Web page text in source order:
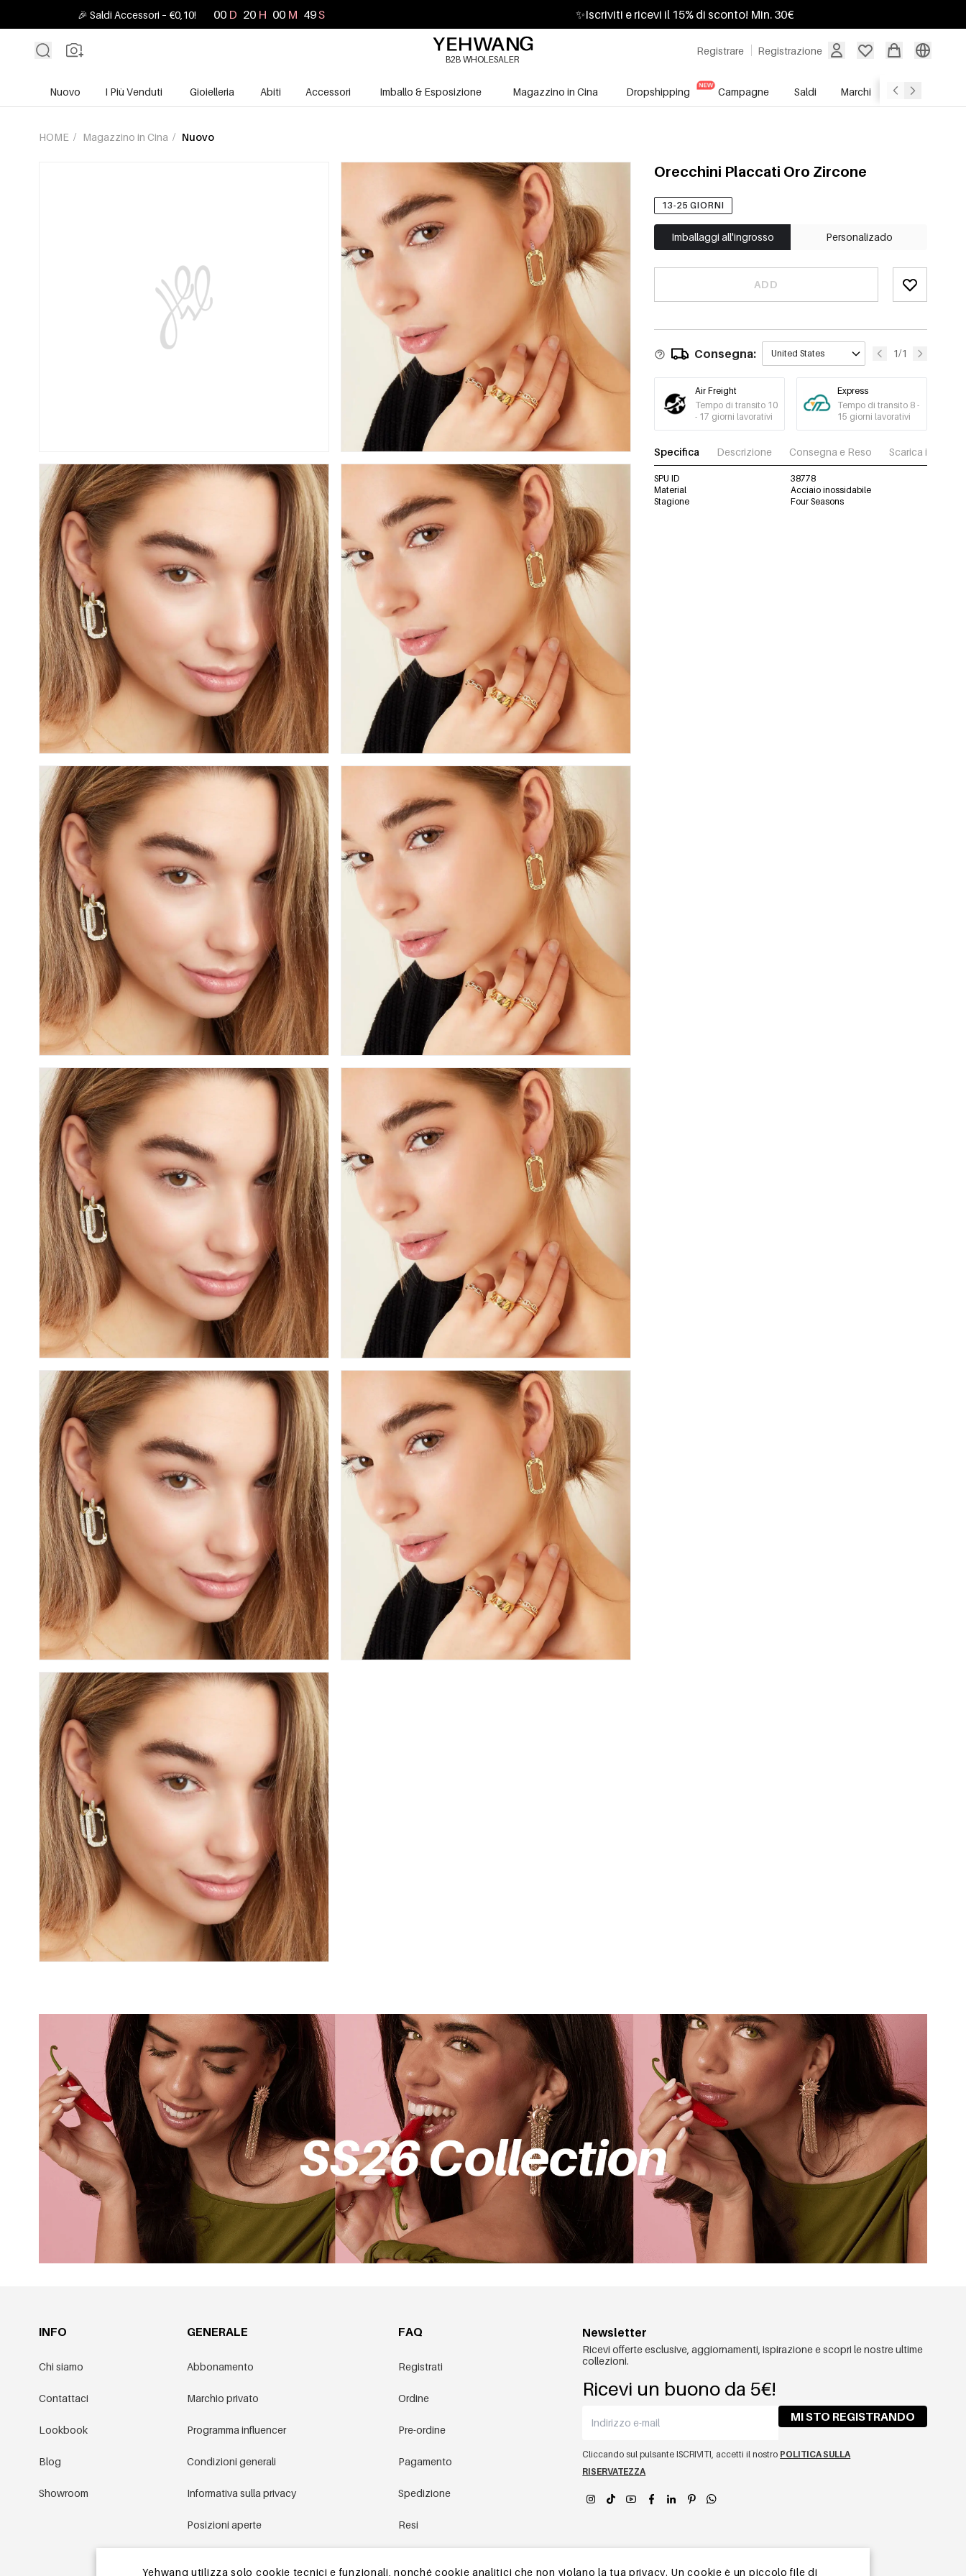
🎉 Saldi Accessori – €0,10! 00 D 20 H 00 M 47S ✨Iscriviti e ricevi il 15% di sconto! Min. 30€
Registrare Registrazione
B2B WHOLESALER
Nuovo I Più Venduti Gioielleria Abiti Accessori Imballo & Esposizione Magazzino in Cina Dropshipping Campagne Saldi Marchi Servizio
Yehwang utilizza solo cookie tecnici e funzionali, nonché cookie analitici che non violano la tua privacy. Un cookie è un piccolo file di
HOME / Magazzino in Cina / Nuovo
Orecchini Placcati Oro Zircone
13-25 GIORNI
Imballaggi all'ingrosso Personalizado
ADD
Consegna: United States 1/1
Air Freight
Tempo di transito 10
- 17 giorni lavorativi
Express
Tempo di transito 8 -
15 giorni lavorativi
Specifica Descrizione Consegna e Reso Scarica immagini
SPU ID
38778
Material
Acciaio inossidabile
Stagione
Four Seasons
INFO
Chi siamo
Contattaci
Lookbook
Blog
Showroom
GENERALE
Abbonamento
Marchio privato
Programma influencer
Condizioni generali
Informativa sulla privacy
Posizioni aperte
FAQ
Registrati
Ordine
Pre-ordine
Pagamento
Spedizione
Resi
Newsletter
Ricevi offerte esclusive, aggiornamenti, ispirazione e scopri le nostre ultime
collezioni.
Ricevi un buono da 5€!
MI STO REGISTRANDO
Cliccando sul pulsante ISCRIVITI, accetti il ​​nostro POLITICA SULLA
RISERVATEZZA
YEHWANG app